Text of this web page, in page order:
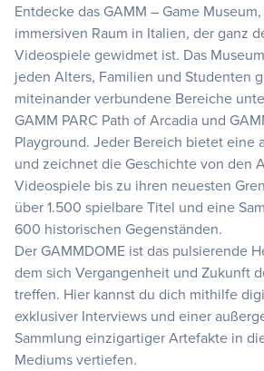
Entdecke das GAMM – Game
immersiven Raum in Italien, der ganz
Videospiele gewidmet ist. Das
jeden Alters, Familien und Studenten
miteinander verbundene Bereiche
GAMM PARC Path of Arcadia und
Playground. Jeder Bereich bietet eine
und zeichnet die Geschichte von den
Videospiele bis zu ihren neuesten
über 1.500 spielbare Titel und eine
600 historischen Gegenständen.
Der GAMMDOME ist das pulsierende
dem sich Vergangenheit und Zukunft
treffen. Hier kannst du dich mithilfe
exklusiver Interviews und einer
Sammlung einzigartiger Artefakte in
Mediums vertiefen.